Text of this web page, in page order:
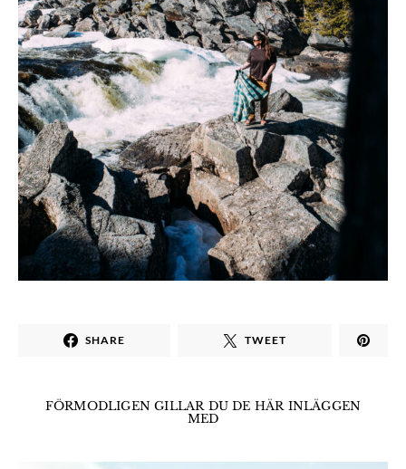
SHARE TWEET
FÖRMODLIGEN GILLAR DU DE HÄR INLÄGGEN
MED